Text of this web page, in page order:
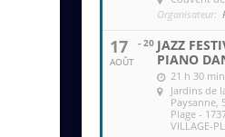
Organisateur:
17
AOÛT
- 20 JAZZ
PIANO
21 h 30
Jardins de
Paysanne
Plage -
VILLAGE-